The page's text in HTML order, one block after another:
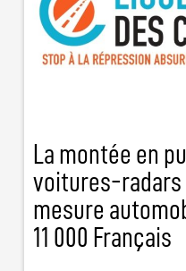
La montée en
voitures-radars
mesure
11 000 Français